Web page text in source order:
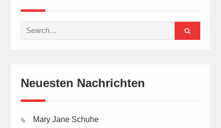
Search
for:
Neuesten Nachrichten
Mary Jane Schuhe